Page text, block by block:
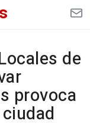
de
provoca